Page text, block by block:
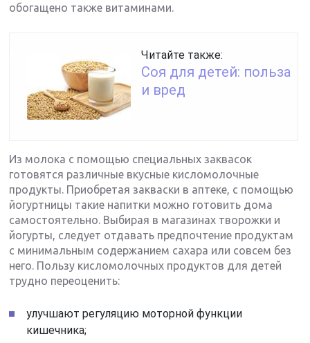
обогащено также витаминами.
Читайте также:
Соя для детей: польза
и вред
Из молока с помощью специальных заквасок
готовятся различные вкусные кисломолочные
продукты. Приобретая закваски в аптеке, с помощью
йогуртницы такие напитки можно готовить дома
самостоятельно. Выбирая в магазинах творожки и
йогурты, следует отдавать предпочтение продуктам
с минимальным содержанием сахара или совсем без
него. Пользу кисломолочных продуктов для детей
трудно переоценить:
улучшают регуляцию моторной функции
кишечника;